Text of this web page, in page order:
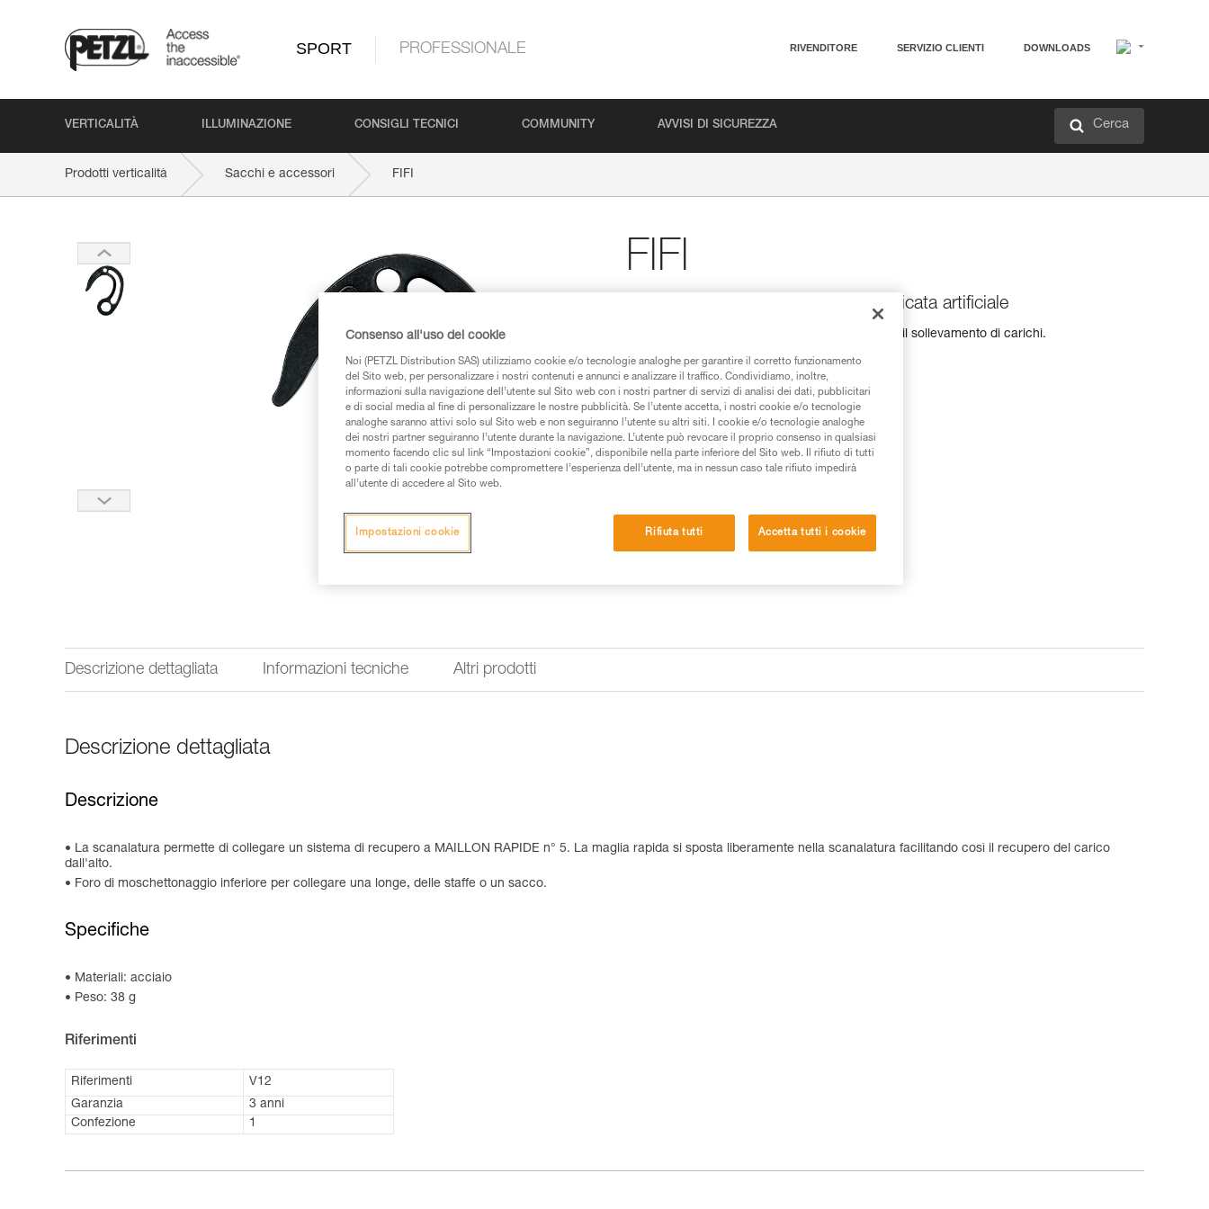
SPORT PROFESSIONALE RIVENDITORE SERVIZIO CLIENTI DOWNLOADS
VERTICALITÀ ILLUMINAZIONE CONSIGLI TECNICI COMMUNITY AVVISI DI SICUREZZA Cerca
Prodotti verticalità Sacchi e accessori FIFI
FIFI
Gancio di sospensione per l'arrampicata artificiale
Gancio per il posizionamento, la progressione e il sollevamento di carichi.
Trova un rivenditore
Descrizione dettagliata Informazioni tecniche Altri prodotti
Descrizione dettagliata
Descrizione
La scanalatura permette di collegare un sistema di recupero a MAILLON RAPIDE n° 5. La maglia rapida si sposta liberamente nella scanalatura facilitando così il recupero del carico
dall'alto.
Foro di moschettonaggio inferiore per collegare una longe, delle staffe o un sacco.
Specifiche
Materiali: acciaio
Peso: 38 g
Riferimenti
Riferimenti
V12
Garanzia
3 anni
Confezione
1
Consenso all'uso dei cookie
Noi (PETZL Distribution SAS) utilizziamo cookie e/o tecnologie analoghe per garantire il corretto funzionamento
del Sito web, per personalizzare i nostri contenuti e annunci e analizzare il traffico. Condividiamo, inoltre,
informazioni sulla navigazione dell’utente sul Sito web con i nostri partner di servizi di analisi dei dati, pubblicitari
e di social media al fine di personalizzare le nostre pubblicità. Se l’utente accetta, i nostri cookie e/o tecnologie
analoghe saranno attivi solo sul Sito web e non seguiranno l’utente su altri siti. I cookie e/o tecnologie analoghe
dei nostri partner seguiranno l’utente durante la navigazione. L’utente può revocare il proprio consenso in qualsiasi
momento facendo clic sul link “Impostazioni cookie”, disponibile nella parte inferiore del Sito web. Il rifiuto di tutti
o parte di tali cookie potrebbe compromettere l’esperienza dell’utente, ma in nessun caso tale rifiuto impedirà
all’utente di accedere al Sito web.
Rifiuta tutti Accetta tutti i cookie
Impostazioni cookie